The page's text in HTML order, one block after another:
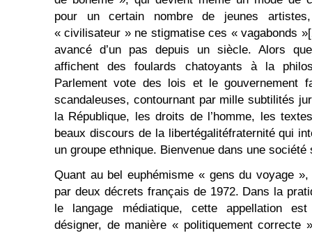
pour un certain nombre de jeunes
« civilisateur » ne stigmatise ces « vagabonds
avancé d’un pas depuis un siècle. Alors
affichent des foulards chatoyants à la
Parlement vote des lois et le gouvernement
scandaleuses, contournant par mille subtilités
la République, les droits de l’homme, les
beaux discours de la libertégalitéfraternité qui
un groupe ethnique. Bienvenue dans une société
Quant au bel euphémisme « gens du voyage
par deux décrets français de 1972. Dans la
le langage médiatique, cette appellation
désigner, de manière « politiquement correcte